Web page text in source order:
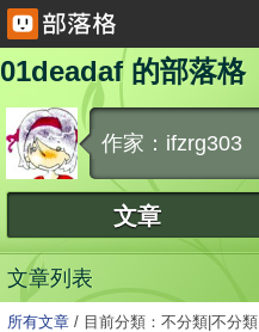
01deadaf 的部落格
作家：ifzrg303
文章
文章列表
所有文章 / 目前分類：不分類|不分類